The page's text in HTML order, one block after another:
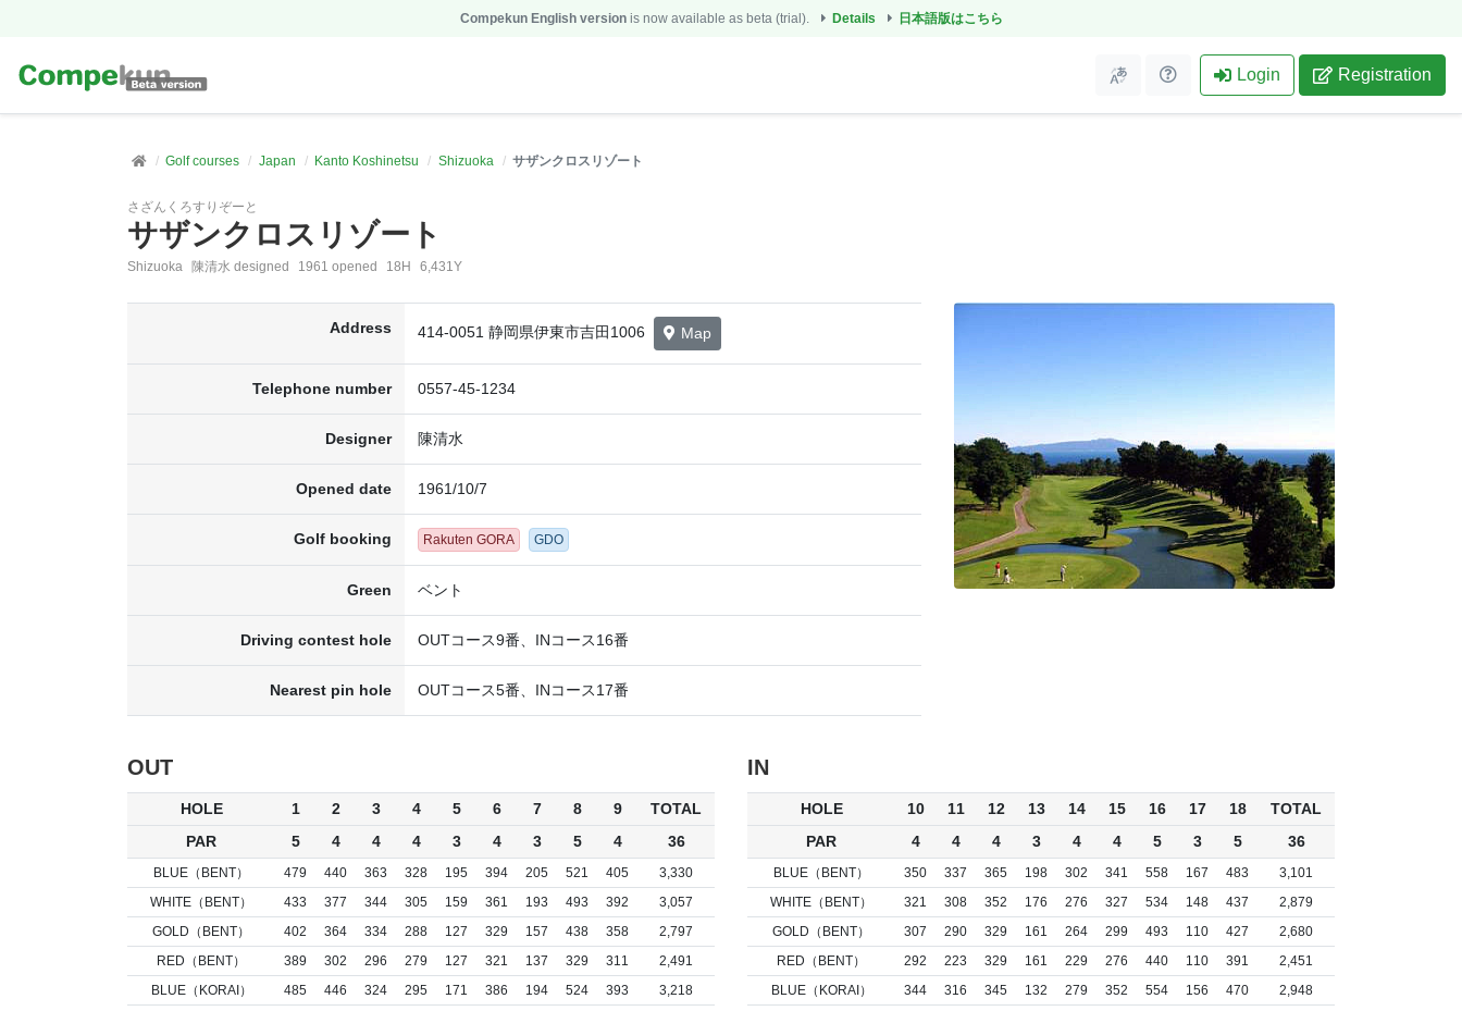
Compekun English versionis now available as beta (trial). Details 日本語版はこちら
Login Registration
Golf courses Japan Kanto Koshinetsu Shizuoka サザンクロスリゾート
さざんくろすりぞーと
サザンクロスリゾート
Shizuoka 陳清水 designed 1961 opened 18H 6,431Y
Address 414-0051 静岡県伊東市吉田1006 Map
Telephone number 0557-45-1234
Designer 陳清水
Opened date 1961/10/7
Golf booking Rakuten GORA GDO
Green ベント
Driving contest hole OUTコース9番、INコース16番
Nearest pin hole OUTコース5番、INコース17番
OUT
HOLE 1 2 3 4 5 6 7 8 9
TOTAL
PAR
5 4 4 4 3 4 3 5 4 36
BLUE（BENT） 479 440 363 328 195 394 205 521 405
3,330
WHITE（BENT）
433 377 344 305 159 361 193 493 392
3,057
GOLD（BENT）
402 364 334 288 127 329 157 438 358
2,797
RED（BENT）
389 302 296 279 127 321 137 329 311
2,491
BLUE（KORAI）
485 446 324 295 171 386 194 524 393
3,218
IN
HOLE 10 11 12 13 14 15 16 17 18
TOTAL
PAR
4 4 4 3 4 4 5 3 5 36
BLUE（BENT） 350 337 365 198 302 341 558 167 483
3,101
WHITE（BENT）
321 308 352 176 276 327 534 148 437
2,879
GOLD（BENT）
307 290 329 161 264 299 493 110 427
2,680
RED（BENT）
292 223 329 161 229 276 440 110 391
2,451
BLUE（KORAI）
344 316 345 132 279 352 554 156 470
2,948